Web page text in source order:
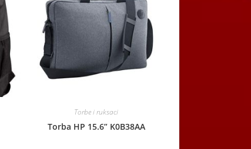
Torbe i ruksaci
Torba HP 15.6” K0B38AA